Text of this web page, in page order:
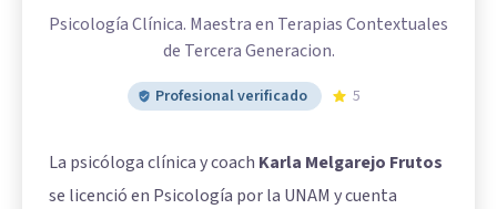
Psicología Clínica. Maestra en Terapias Contextuales
de Tercera Generacion.
Profesional verificado 5
La psicóloga clínica y coach Karla Melgarejo Frutos
se licenció en Psicología por la UNAM y cuenta